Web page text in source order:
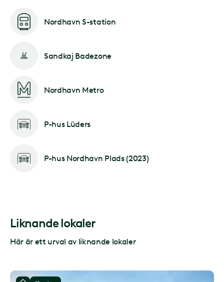
Nordhavn S-station
Sandkaj Badezone
Nordhavn Metro
P-hus Lüders
P-hus Nordhavn Plads (2023)
Liknande lokaler
Här är ett urval av liknande lokaler